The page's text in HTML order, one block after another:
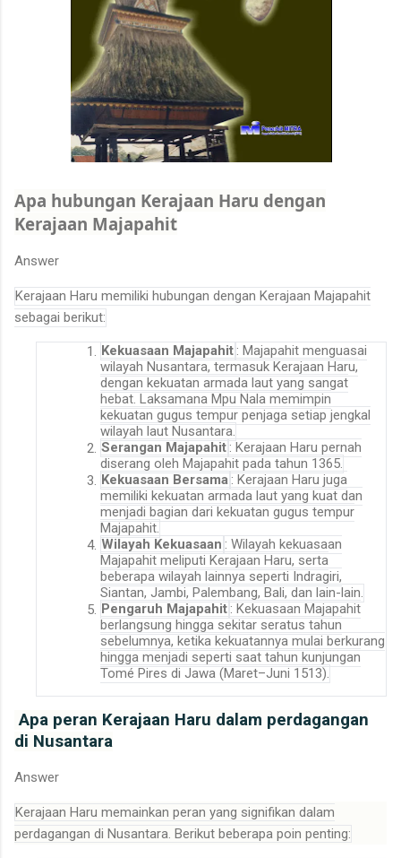
Apa hubungan Kerajaan Haru dengan
Kerajaan Majapahit
Answer
Kerajaan Haru memiliki hubungan dengan Kerajaan Majapahit
sebagai berikut:
Kekuasaan Majapahit : Majapahit menguasai
wilayah Nusantara, termasuk Kerajaan Haru,
dengan kekuatan armada laut yang sangat
hebat. Laksamana Mpu Nala memimpin
kekuatan gugus tempur penjaga setiap jengkal
wilayah laut Nusantara.
Serangan Majapahit : Kerajaan Haru pernah
diserang oleh Majapahit pada tahun 1365.
Kekuasaan Bersama : Kerajaan Haru juga
memiliki kekuatan armada laut yang kuat dan
menjadi bagian dari kekuatan gugus tempur
Majapahit.
Wilayah Kekuasaan : Wilayah kekuasaan
Majapahit meliputi Kerajaan Haru, serta
beberapa wilayah lainnya seperti Indragiri,
Siantan, Jambi, Palembang, Bali, dan lain-lain.
Pengaruh Majapahit : Kekuasaan Majapahit
berlangsung hingga sekitar seratus tahun
sebelumnya, ketika kekuatannya mulai berkurang
hingga menjadi seperti saat tahun kunjungan
Tomé Pires di Jawa (Maret–Juni 1513).
Apa peran Kerajaan Haru dalam perdagangan
di Nusantara
Answer
Kerajaan Haru memainkan peran yang signifikan dalam
perdagangan di Nusantara. Berikut beberapa poin penting: